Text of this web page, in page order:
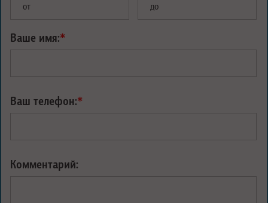
от до
Ваше имя:*
Ваш телефон:*
Комментарий: